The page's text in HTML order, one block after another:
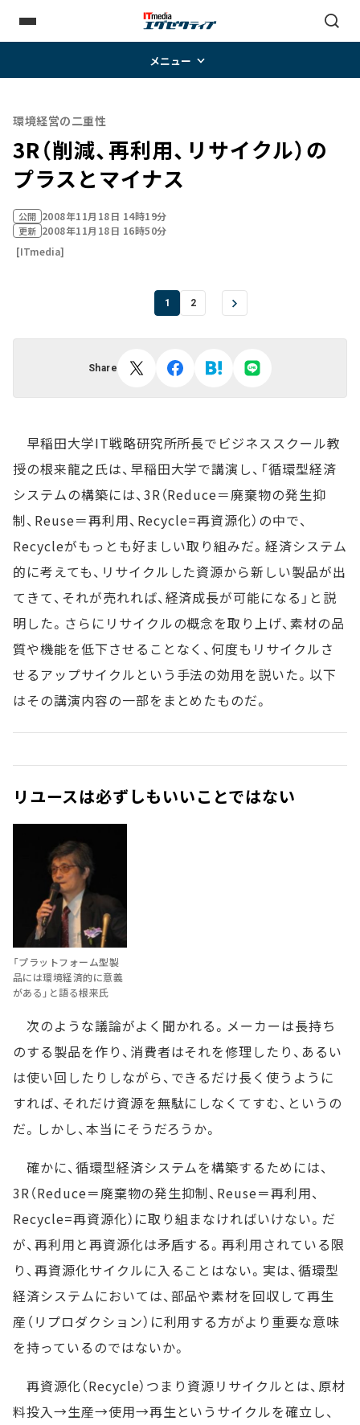
メニュー
環境経営の二重性
3R（削減、再利用、リサイクル）の
プラスとマイナス
公開 2008年11月18日 14時19分
更新 2008年11月18日 16時50分
[ITmedia]
1 2
Share
早稲田大学IT戦略研究所所長でビジネススクール教
授の根来龍之氏は、早稲田大学で講演し、「循環型経済
システムの構築には、3R（Reduce＝廃棄物の発生抑
制、Reuse＝再利用、Recycle=再資源化）の中で、
Recycleがもっとも好ましい取り組みだ。経済システム
的に考えても、リサイクルした資源から新しい製品が出
てきて、それが売れれば、経済成長が可能になる」と説
明した。さらにリサイクルの概念を取り上げ、素材の品
質や機能を低下させることなく、何度もリサイクルさ
せるアップサイクルという手法の効用を説いた。以下
はその講演内容の一部をまとめたものだ。
リユースは必ずしもいいことではない
「プラットフォーム型製
品には環境経済的に意義
がある」と語る根来氏
次のような議論がよく聞かれる。メーカーは長持ち
のする製品を作り、消費者はそれを修理したり、あるい
は使い回したりしながら、できるだけ長く使うように
すれば、それだけ資源を無駄にしなくてすむ、というの
だ。しかし、本当にそうだろうか。
確かに、循環型経済システムを構築するためには、
3R（Reduce＝廃棄物の発生抑制、Reuse＝再利用、
Recycle=再資源化）に取り組まなければいけない。だ
が、再利用と再資源化は矛盾する。再利用されている限
り、再資源化サイクルに入ることはない。実は、循環型
経済システムにおいては、部品や素材を回収して再生
産（リプロダクション）に利用する方がより重要な意味
を持っているのではないか。
再資源化（Recycle）つまり資源リサイクルとは、原材
料投入→生産→使用→再生というサイクルを確立し、